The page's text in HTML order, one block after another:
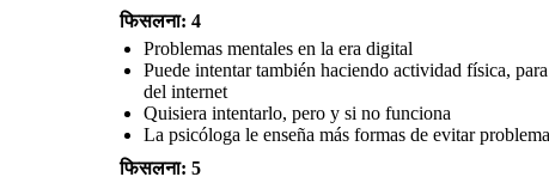
la paciente sigue en duda con sus formas, quiere probarlas pero mas no
sabe si funcionara, ya que está tan acostumbrada al uso del internet que
La psicóloga le habla sobre formas de evitar problemas mentales con el
uso del internet
फिसलना: 4
Problemas mentales en la era digital
Puede intentar también haciendo actividad física,
del internet
Quisiera intentarlo, pero y si no funciona
La psicóloga le enseña más formas de evitar
फिसलना: 5